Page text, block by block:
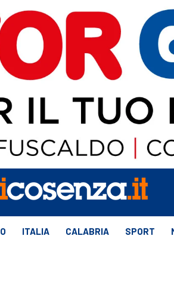
ITALIA CALABRIA SPORT